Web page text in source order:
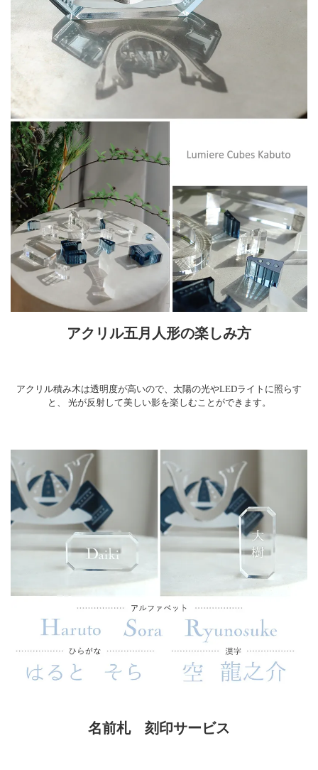
アクリル五月人形の楽しみ方
アクリル積み木は透明度が高いので、太陽の光やLEDライトに照らす
と、
光が反射して美しい影を楽しむことができます。
名前札 刻印サービス